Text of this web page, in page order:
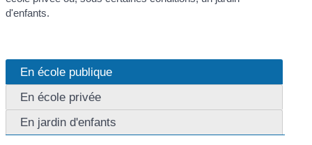
d'enfants.
En école publique
En école privée
En jardin d'enfants